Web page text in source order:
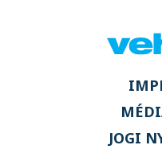
JOGI